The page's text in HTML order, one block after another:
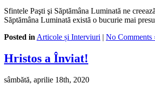
Sfintele Paşti şi Săptămâna Luminată ne
Săptămâna Luminată există o bucurie mai
Posted in Articole și Interviuri | No Comments
Hristos a Înviat!
sâmbătă, aprilie 18th, 2020